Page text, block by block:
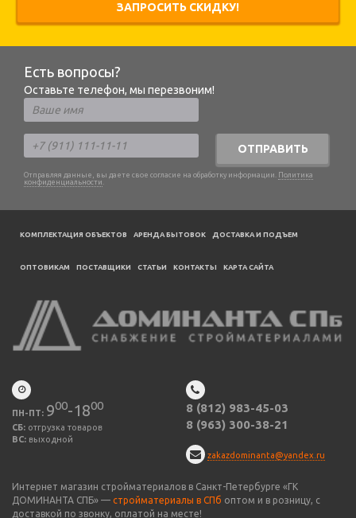
ЗАПРОСИТЬ СКИДКУ!
Есть вопросы?
Оставьте телефон, мы перезвоним!
ОТПРАВИТЬ
Отправляя данные, вы даете свое согласие на обработку информации. Политика
конфиденциальности .
КОМПЛЕКТАЦИЯ ОБЪЕКТОВ АРЕНДА БЫТОВОК ДОСТАВКА И ПОДЪЕМ
ОПТОВИКАМ ПОСТАВЩИКИ CТАТЬИ КОНТАКТЫ КАРТА САЙТА
ПН-ПТ: 900-1800
СБ: отгрузка товаров
ВС: выходной
8 (812) 983-45-03
8 (963) 300-38-21
zakazdominanta@yandex.ru
Интернет магазин стройматериалов в Санкт-Петербурге «ГК
ДОМИНАНТА СПБ» — стройматериалы в СПб оптом и в розницу, с
доставкой по звонку, оплатой на месте!